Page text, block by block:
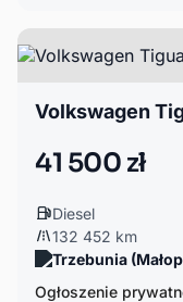
Volkswagen
41 500 zł
Diesel
132 452 km
Trzebunia
Ogłoszenie